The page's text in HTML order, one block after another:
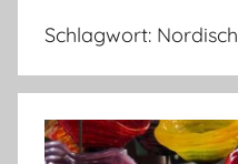
Schlagwort: Nordisch